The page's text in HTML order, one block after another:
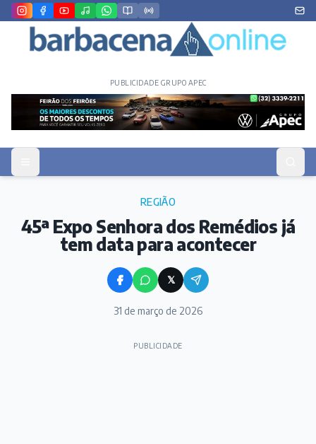
PUBLICIDADE GRUPO APEC
REGIÃO
45ª Expo Senhora dos Remédios já
tem data para acontecer
𝕏
31 de março de 2026
PUBLICIDADE